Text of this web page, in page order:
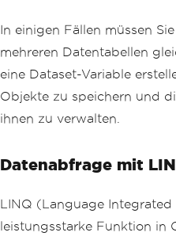
In einigen Fällen müssen
mehreren Datentabellen
eine Dataset-Variable
Objekte zu speichern und
ihnen zu verwalten.
Datenabfrage mit
LINQ (Language Integrated
leistungsstarke Funktion in